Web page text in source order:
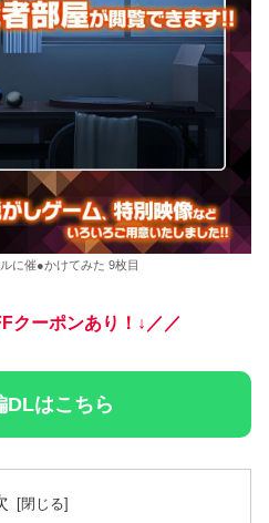
に催●かけてみた 9枚目
クーポンあり！↓／／
DLはこちら